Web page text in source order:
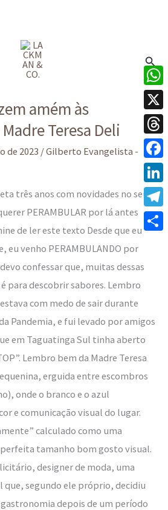
amém às
Teresa Deli
de 2023 /Gilberto Evangelista -
três anos com novidades no seu
PERAMBULAR por lá antes
de ler este texto Desde que eu
eu venho PERAMBULANDO por
confessar que, muitas dessas
para descobrir sabores. Lembro
com medo de sair durante
Pandemia, e fui levado por amigos
em Taguatinga Sul tinha aberto
Lembro bem da Madre Teresa
erguida entre escombros
onde o branco e o azul
e comunicação visual do lugar.
calculado como uma
tamanho bom gosto visual.
designer de moda, uma
que, segundo ele próprio, decidiu
depois de um período
X